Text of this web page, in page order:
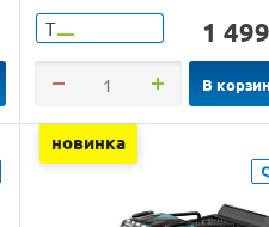
Т 1 499
В
новинка